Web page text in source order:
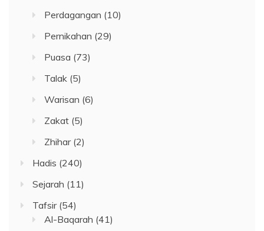
Perdagangan (10)
Pernikahan (29)
Puasa (73)
Talak (5)
Warisan (6)
Zakat (5)
Zhihar(2)
Hadis (240)
Sejarah (11)
Tafsir(54)
Al-Baqarah (41)